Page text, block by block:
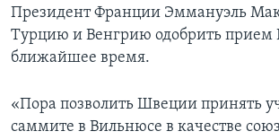
Президент Франции Эммануэль
Турцию и Венгрию одобрить прием
ближайшее время.
«Пора позволить Швеции принять
саммите в Вильнюсе в качестве